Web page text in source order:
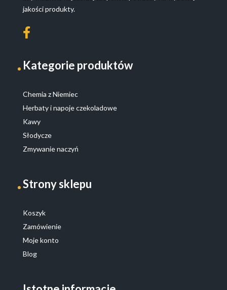
jakości produkty.
Kategorie produktów
Chemia z Niemiec
Herbaty i napoje czekoladowe
Kawy
Słodycze
Zmywanie naczyń
Strony sklepu
Koszyk
Zamówienie
Moje konto
Blog